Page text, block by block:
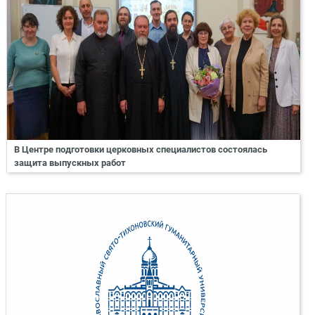
В Центре подготовки церковных специалистов состоялась
защита выпускных работ